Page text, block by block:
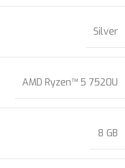
Silver
AMD Ryzen™ 5 7520U
8 GB